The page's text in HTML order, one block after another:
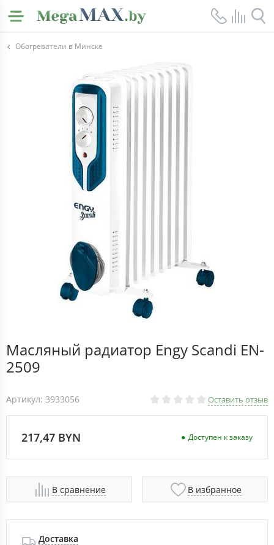
Обогреватели в Минске
Масляный радиатор Engy Scandi EN-
2509
Артикул: 3933056 Оставить отзыв
217,47 BYN Доступен к заказу
В сравнение В избранное
Доставка